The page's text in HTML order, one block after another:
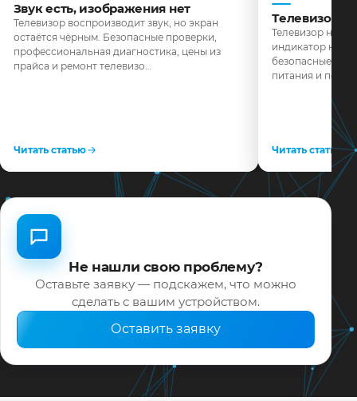
Звук есть, изображения нет
Телевизор воспроизводит звук, но экран
остаётся чёрным. Безопасные проверки,
профессиональная диагностика, цены из
прайса и ремонт телевизо…
Читать статью
Телевизор
Телевизор не
индикатор не
безопасные
питания и
Читать статью
Не нашли свою проблему?
Оставьте заявку — подскажем, что можно
сделать с вашим устройством.
Оставить заявку